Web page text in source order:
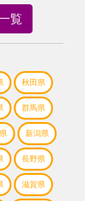
覧
秋田県
群馬県
新潟県
長野県
滋賀県